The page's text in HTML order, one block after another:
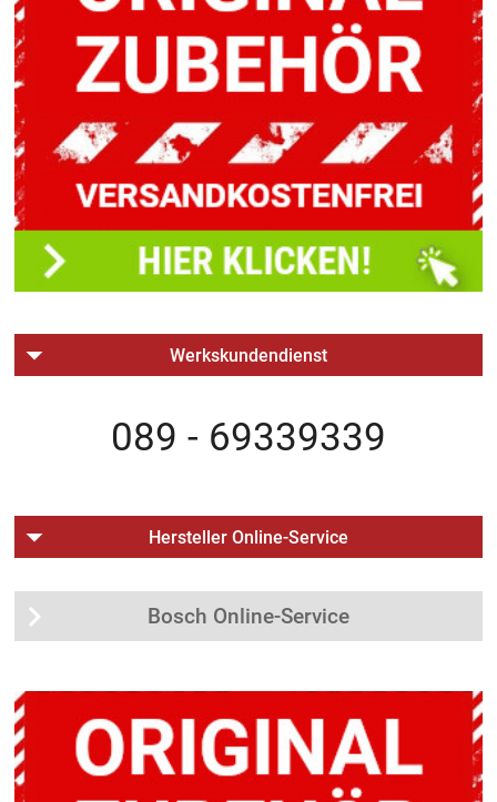
Werkskundendienst
089 - 69339339
Hersteller Online-Service
Bosch Online-Service